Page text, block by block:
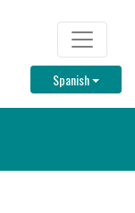
TOP
SpanishToggle